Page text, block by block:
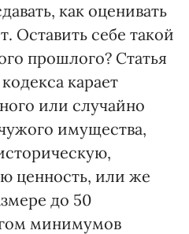
как оценивать
Оставить себе такой
прошлого? Статья
карает
или случайно
имущества,
ценность, или же
до 50
минимумов